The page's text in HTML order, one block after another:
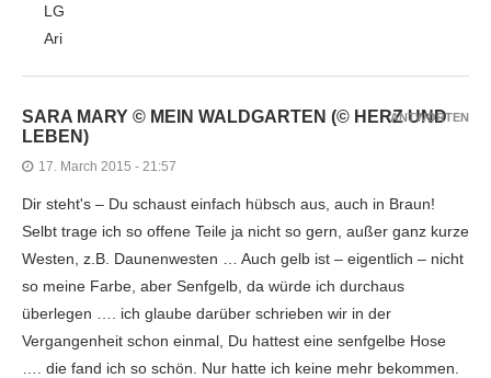
LG
Ari
SARA MARY © MEIN WALDGARTEN (© HERZ UND
LEBEN)
17. March 2015 - 21:57
Dir steht's – Du schaust einfach hübsch aus, auch in Braun!
Selbt trage ich so offene Teile ja nicht so gern, außer ganz kurze
Westen, z.B. Daunenwesten … Auch gelb ist – eigentlich – nicht
so meine Farbe, aber Senfgelb, da würde ich durchaus
überlegen …. ich glaube darüber schrieben wir in der
Vergangenheit schon einmal, Du hattest eine senfgelbe Hose
…. die fand ich so schön. Nur hatte ich keine mehr bekommen.
ANTWORTEN